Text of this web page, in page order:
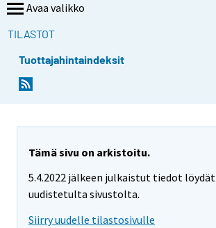
Avaa valikko
TILASTOT
Tuottajahintaindeksit
Tämä sivu on arkistoitu.
5.4.2022 jälkeen julkaistut tiedot löydät
uudistetulta sivustolta.
Siirry uudelle tilastosivulle